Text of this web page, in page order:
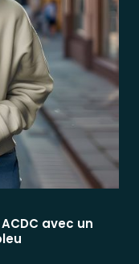
avec un